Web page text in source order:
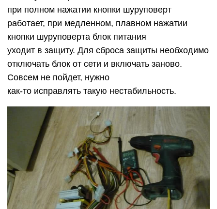
при полном нажатии кнопки шуруповерт
работает, при медленном, плавном нажатии
кнопки шуруповерта блок питания
уходит в защиту. Для сброса защиты необходимо
отключать блок от сети и включать заново.
Совсем не пойдет, нужно
как-то исправлять такую нестабильность.